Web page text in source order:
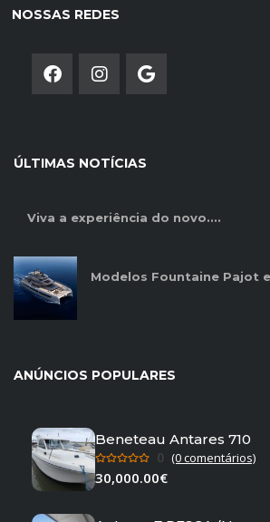
NOSSAS REDES
ÚLTIMAS NOTÍCIAS
Viva a experiência do novo....
Modelos Fountaine Pajot
ANÚNCIOS POPULARES
Beneteau Antares 710
0 (0 comentários)
30,000.00€